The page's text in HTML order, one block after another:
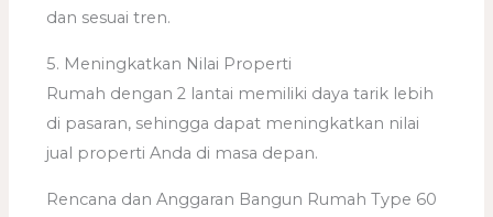
dan sesuai tren.
5. Meningkatkan Nilai Properti
Rumah dengan 2 lantai memiliki daya tarik lebih
di pasaran, sehingga dapat meningkatkan nilai
jual properti Anda di masa depan.
Rencana dan Anggaran Bangun Rumah Type 60